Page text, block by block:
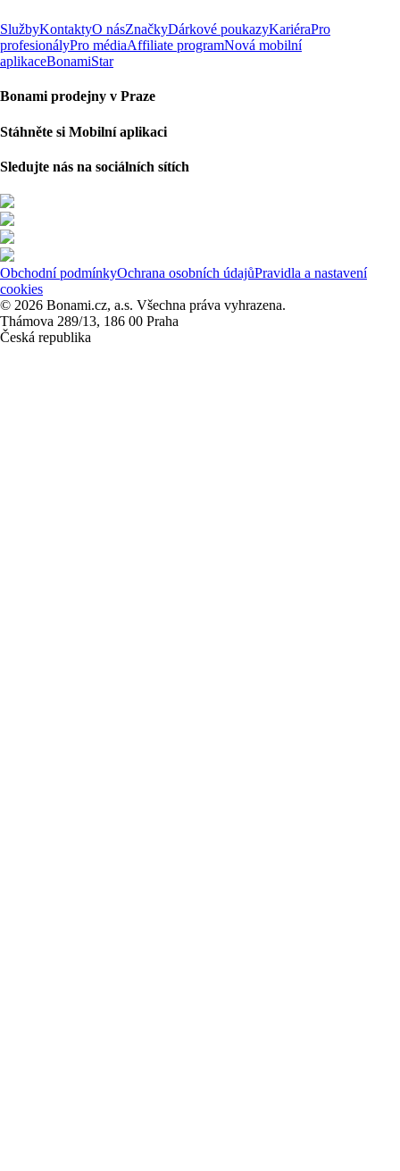
SlužbyKontaktyO násZnačkyDárkové poukazyKariéraPro
profesionályPro médiaAffiliate programNová mobilní
aplikaceBonamiStar
Bonami prodejny v Praze
Stáhněte si Mobilní aplikaci
Sledujte nás na sociálních sítích
Obchodní podmínkyOchrana osobních údajůPravidla a nastavení
cookies
© 2026 Bonami.cz, a.s. Všechna práva vyhrazena.
Thámova 289/13, 186 00 Praha
Česká republika